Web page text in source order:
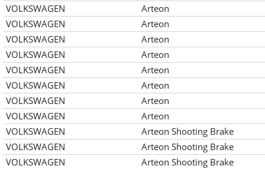
VOLKSWAGEN
Arteon
VOLKSWAGEN
Arteon
VOLKSWAGEN
Arteon
VOLKSWAGEN
Arteon
VOLKSWAGEN
Arteon
VOLKSWAGEN
Arteon
VOLKSWAGEN
Arteon
VOLKSWAGEN
Arteon
VOLKSWAGEN
Arteon Shooting Brake
VOLKSWAGEN
Arteon Shooting Brake
VOLKSWAGEN
Arteon Shooting Brake